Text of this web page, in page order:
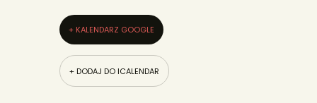
+ KALENDARZ GOOGLE
+ DODAJ DO ICALENDAR